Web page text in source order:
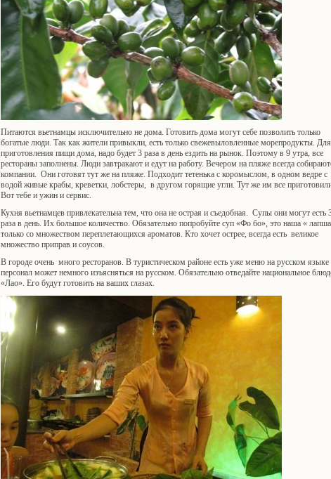
Питаются вьетнамцы исключительно не дома. Готовить дома могут себе позволить только
богатые люди. Так как жители привыкли, есть только свежевыловленные морепродукты. Для
приготовления пищи дома, надо будет 3 раза в день ездить на рынок. Поэтому в 9 утра, все
рестораны заполнены. Люди завтракают и едут на работу. Вечером на пляже всегда
компании. Они готовят тут же на пляже. Подходит тетенька с коромыслом, в одном ведре с
водой живые крабы, креветки, лобстеры, в другом горящие угли. Тут же им все
Вот тебе и ужин и сервис.
Кухня вьетнамцев привлекательна тем, что она не острая и съедобная. Супы они могут есть
раза в день. Их большое количество. Обязательно попробуйте суп «Фо бо», это наша «
только со множеством переплетающихся ароматов. Кто хочет острее, всегда есть великое
множество приправ и соусов.
В городе очень много ресторанов. В туристическом районе есть уже меню на русском языке
персонал может немного изъясняться на русском. Обязательно отведайте национальное
«Лао». Его будут готовить на ваших глазах.